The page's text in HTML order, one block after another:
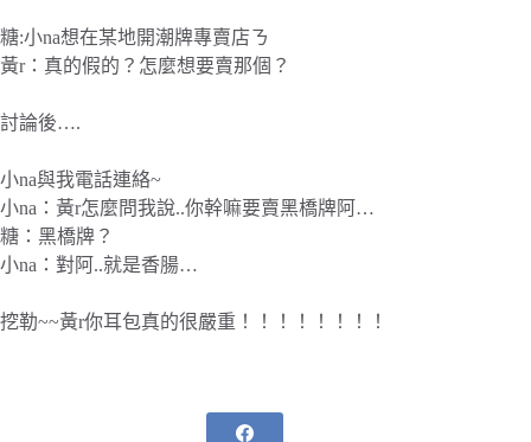
糖:小na想在某地開潮牌專賣店ㄋ
黃r：真的假的？怎麼想要賣那個？
討論後….
小na與我電話連絡~
小na：黃r怎麼問我說..你幹嘛要賣黑橋牌阿…
糖：黑橋牌？
小na：對阿..就是香腸…
挖勒~~黃r你耳包真的很嚴重！！！！！！！！